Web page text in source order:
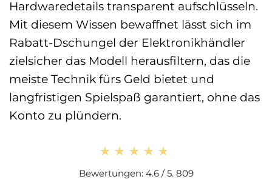
Hardwaredetails transparent aufschlüsseln.
Mit diesem Wissen bewaffnet lässt sich im
Rabatt-Dschungel der Elektronikhändler
zielsicher das Modell herausfiltern, das die
meiste Technik fürs Geld bietet und
langfristigen Spielspaß garantiert, ohne das
Konto zu plündern.
★★★★★
★★★★★
Bewertungen: 4.6 / 5. 809